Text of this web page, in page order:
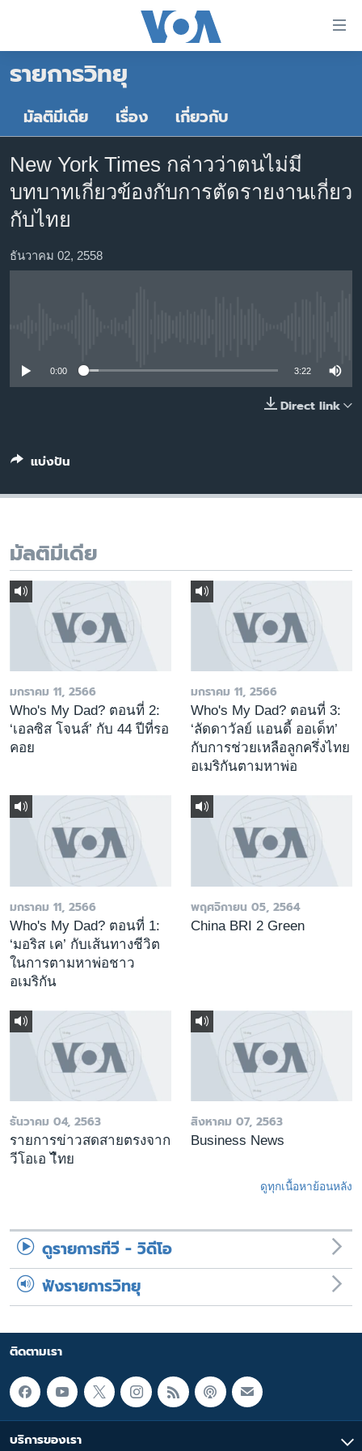
ต่อ
เนื้อหา
ข้าม
ไป
หน้า
ข้าม
ไป
หน้าหลัก
โลก
เอเชีย
สหรัฐฯ
ไทย
ธุรกิจ
วิทยาศาสตร์
เรียนรู้ภาษาอังกฤษ
ติดตามเรา
รายการวิทยุ
มัลติมีเดีย เรื่อง เกี่ยวกับ
New York Times กล่าวว่าตนไม่มี
บทบาทเกี่ยวข้องกับการตัดรายงานเกี่ยว
กับไทย
ธันวาคม 02, 2558
0:00 3:22
Direct link
แบ่งปัน
มัลติมีเดีย
มกราคม 11, 2566
Who's My Dad? ตอนที่ 2:
‘เอลซิส โจนส์’ กับ 44 ปีที่รอ
คอย
มกราคม 11, 2566
Who's My Dad? ตอนที่ 3:
‘ลัดดาวัลย์ แอนดี้ ออเด็ท’
กับการช่วยเหลือลูกครึ่งไทย
อเมริกันตามหาพ่อ
มกราคม 11, 2566
Who's My Dad? ตอนที่ 1:
‘มอริส เค’ กับเส้นทางชีวิต
ในการตามหาพ่อชาว
อเมริกัน
พฤศจิกายน 05, 2564
China BRI 2 Green
ธันวาคม 04, 2563
รายการข่าวสดสายตรงจาก
วีโอเอ ไืทย
สิงหาคม 07, 2563
Business News
ดูทุกเนื้อหาย้อนหลัง
ดูรายการทีวี - วิดีโอ
ฟังรายการวิทยุ
ติดตามเรา
บริการของเรา